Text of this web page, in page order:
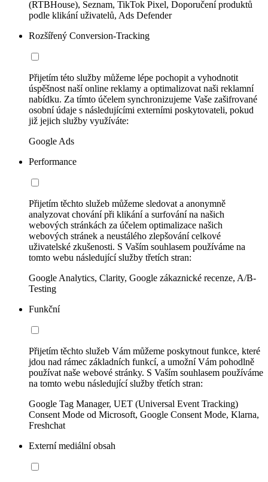
(RTBHouse), Seznam, TikTok Pixel, Doporučení produktů
podle klikání uživatelů, Ads Defender
Rozšířený Conversion-Tracking
Přijetím této služby můžeme lépe pochopit a vyhodnotit
úspěšnost naší online reklamy a optimalizovat naši reklamní
nabídku. Za tímto účelem synchronizujeme Vaše zašifrované
osobní údaje s následujícími externími poskytovateli, pokud
již jejich služby využíváte:
Google Ads
Performance
Přijetím těchto služeb můžeme sledovat a anonymně
analyzovat chování při klikání a surfování na našich
webových stránkách za účelem optimalizace našich
webových stránek a neustálého zlepšování celkové
uživatelské zkušenosti. S Vaším souhlasem používáme na
tomto webu následující služby třetích stran:
Google Analytics, Clarity, Google zákaznické recenze, A/B-
Testing
Funkční
Přijetím těchto služeb Vám můžeme poskytnout funkce, které
jdou nad rámec základních funkcí, a umožní Vám pohodlně
používat naše webové stránky. S Vaším souhlasem používáme
na tomto webu následující služby třetích stran:
Google Tag Manager, UET (Universal Event Tracking)
Consent Mode od Microsoft, Google Consent Mode, Klarna,
Freshchat
Externí mediální obsah